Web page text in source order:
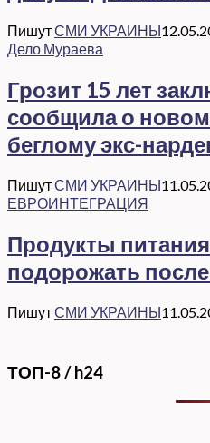
ПишутСМИ УКРАИНЫ
Дело Мураева
Грозит 15 лет
сообщила о
беглому экс-
ПишутСМИ УКРАИНЫ
ЕВРОИНТЕГРАЦИЯ
Продукты
подорожать
ПишутСМИ УКРАИНЫ
ТОП-8 / h24